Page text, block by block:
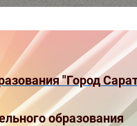
"Город
образования